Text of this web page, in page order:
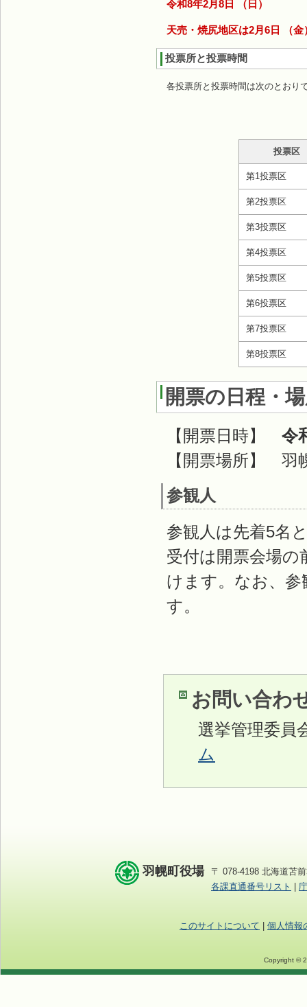
令和8年2月8日 （日）
天売・焼尻地区は2月6日 （金
投票所と投票時間
各投票所と投票時間は次のとおり
投票区
第1投票区
第2投票区
第3投票区
第4投票区
第5投票区
第6投票区
第7投票区
第8投票区
開票の日程・
【開票日時】
令
【開票場所】 羽
参観人
参観人は先着5名
受付は開票会場の
けます。なお、
す。
お問い合わ
選挙管理委員
ム
羽幌町役場
〒 078-4198 北海道苫
各課直通番号リスト
このサイトについて 個人情報
Copyright ©